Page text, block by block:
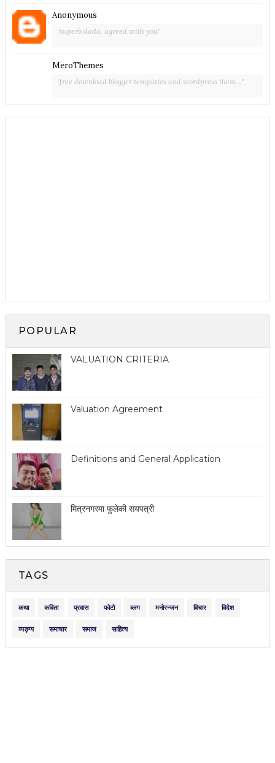
Anonymous
"superb dada. agreed with you"
MeroThemes
"free download blogger templates and wordpress them..."
POPULAR
VALUATION CRITERIA
Valuation Agreement
Definitions and General Application
मित्रनगरमा फुलेकी सयपत्री
TAGS
कथा कविता प्रवास फोटो ब्लग मनोरन्जन विचार विदेश
व्यङ्ग्य समाचार समाज साहित्य